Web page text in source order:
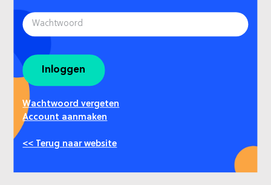
Inloggen
Wachtwoord vergeten
Account aanmaken
<< Terug naar website